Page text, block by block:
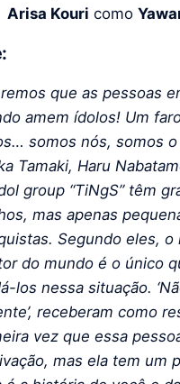
Arisa Kouri como
que as pessoas
amem ídolos! Um
somos nós, somos
Tamaki, Haru
group “TiNgS” têm
mas apenas
Segundo eles, o
do mundo é o único
los nessa situação.
receberam como
vez que essa
mas ela tem um